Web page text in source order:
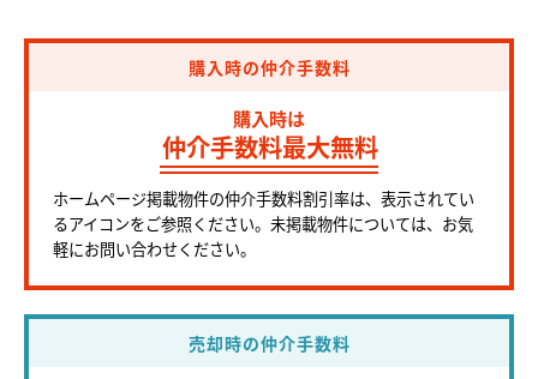
購入時の仲介手数料
購入時は
仲介手数料最大無料
ホームページ掲載物件の仲介手数料割引率は、表示されてい
るアイコンをご参照ください。未掲載物件については、お気
軽にお問い合わせください。
売却時の仲介手数料